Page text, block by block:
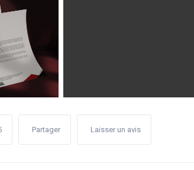
Partager Laisser un avis